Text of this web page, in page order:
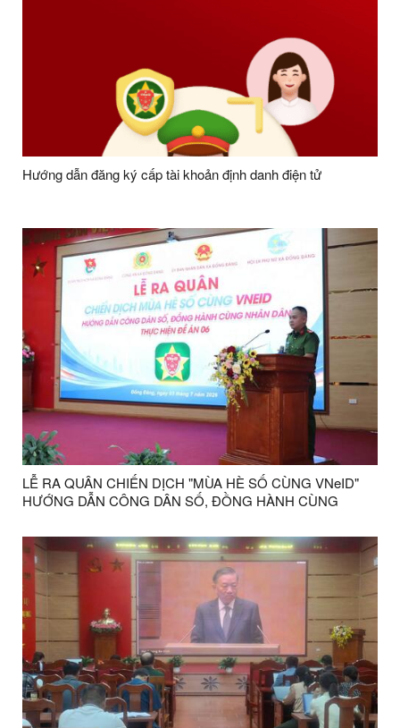
Hướng dẫn đăng ký cấp tài khoản định danh điện tử
LỄ RA QUÂN CHIẾN DỊCH "MÙA HÈ SỐ CÙNG VNeID"
HƯỚNG DẪN CÔNG DÂN SỐ, ĐỒNG HÀNH CÙNG